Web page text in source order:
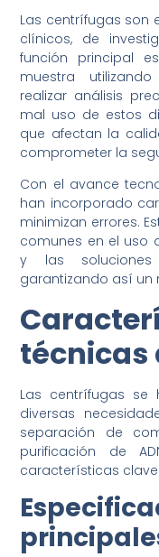
Las centrífugas son
clínicos, de
función principal
muestra
realizar análisis
mal uso de estos
que afectan la
comprometer la
Con el avance
han incorporado
minimizan errores.
comunes en el uso
y las soluciones
garantizando así un
técnicas
Las centrífugas se
diversas
separación de
purificación de
características clave: